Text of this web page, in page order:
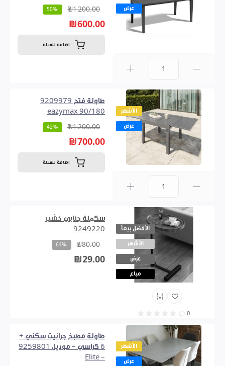
عرض ₪1 200.00
-50%
₪600.00
اضافة للسلة
الأشهر
عرض
طاولة فتح 9209979
90/180 eazymax
₪1 200.00
-42%
₪700.00
اضافة للسلة
الأفضل بيعاً
الأشهر
عرض
مباع
0
سكملة جنابي خشب
9249220
₪80.00
-64%
₪29.00
الأشهر
عرض
طاولة مطبخ جرانيت سكني +
6 كراسي – موديل 9259801
– Elite